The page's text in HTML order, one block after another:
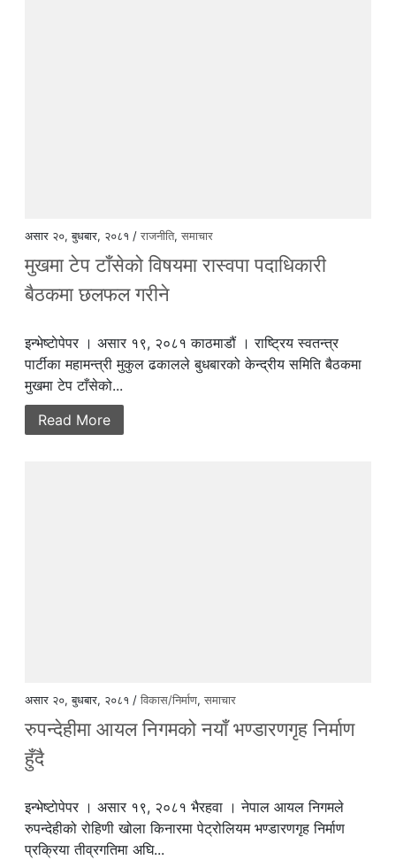
असार २०, बुधबार, २०८१ /राजनीति,समाचार
मुखमा टेप टाँसेको विषयमा रास्वपा पदाधिकारी
बैठकमा छलफल गरीने
इन्भेष्टाेपेपर । असार १९, २०८१ काठमाडौं । राष्ट्रिय स्वतन्त्र
पार्टीका महामन्त्री मुकुल ढकालले बुधबारको केन्द्रीय समिति बैठकमा
मुखमा टेप टाँसेको...
Read More
असार २०, बुधबार, २०८१ /विकास/निर्माण,समाचार
रुपन्देहीमा आयल निगमको नयाँ भण्डारणगृह निर्माण
हुँदै
इन्भेष्टाेपेपर । असार १९, २०८१ भैरहवा । नेपाल आयल निगमले
रुपन्देहीको रोहिणी खोला किनारमा पेट्रोलियम भण्डारणगृह निर्माण
प्रक्रिया तीव्रगतिमा अघि...